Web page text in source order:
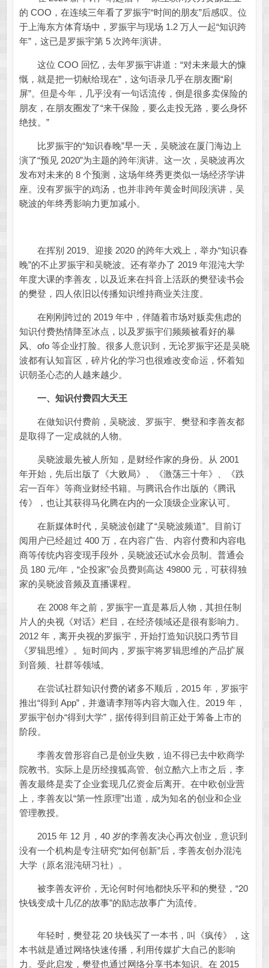
的 COO，在连续三年看了罗振宇“时间的朋友”后感叹。位
于上海东方体育场中，罗振宇与现场 1.2 万人一起“知识跨
年”，这已是罗振宇第 5 次跨年演讲。
这位 COO 回忆，去年罗振宇讲道：“对未来最大的慷
慨，就是把一切献给现在”，这句语录几乎在朋友圈“刷
屏”。但是今年，几乎没有一句话流传，倒是很多卖保险的
朋友，在朋友圈发了“来干保险，要么走投无路，要么身怀
绝技。”
比罗振宇的“知识春晚”早一天，吴晓波在厦门海边上
演了“预见 2020”为主题的跨年演讲。这一次，吴晓波再次
发布对未来的 8 个预测，这场年终秀更类似一场经济学讲
座。没有罗振宇的鸡汤，也并非跨年黄金时间段演讲，吴
晓波的年终秀影响力更加减小。
在挥别 2019、迎接 2020 的跨年大戏上，举办“知识春
晚”的不止罗振宇和吴晓波。还有举办了 2019 年混沌大学
年度大课的李善友，以及近来在抖音上活跃的樊登读书会
的樊登，四人依旧以传播知识维持商业关注度。
在刚刚跨过的 2019 年中，伴随着市场对贩卖焦虑的
知识付费热情降至冰点，以及罗振宇们频频被看好的暴
风、ofo 等企业打脸。很多人意识到，无论罗振宇还是吴晓
波都有认知盲区，碎片化的学习也很难改变命运，怀着知
识朝圣心态的人越来越少。
一、知识付费四大天王
在做知识付费前，吴晓波、罗振宇、樊登和李善友都
是取得了一定成就的人物。
吴晓波最先被人所知，是财经作家的身份。从 2001
年开始，先后出版了《大败局》、《激荡三十年》、《跌
宕一百年》等商业财经书籍。与腾讯合作出版的《腾讯
传》，也让其获得马化腾在内的一众顶级企业家认可。
在新媒体时代，吴晓波创建了“吴晓波频道”。目前订
阅用户已经超过 400 万，在内容广告、内容付费和内容电
商等传统内容变现手段外，吴晓波还试水会员制。普通会
员 180 元/年，“企投家”会员费则高达 49800 元，可获得独
家的吴晓波音频及直播课程。
在 2008 年之前，罗振宇一直是幕后人物，其担任制
片人的央视《对话》栏目，在经济领域还是很有影响力。
2012 年，离开央视的罗振宇，开始打造知识脱口秀节目
《罗辑思维》。短时间内，罗振宇将罗辑思维的产品扩展
到音频、社群等领域。
在尝试社群知识付费的诸多不顺后，2015 年，罗振宇
推出“得到 App”，并邀请李翔等内容大咖入住。2019 年，
罗振宇创办“得到大学”，据传得到目前正处于筹备上市的
阶段。
李善友曾形容自己是创业失败，迫不得已去中欧商学
院教书。实际上是历经搜狐高管、创立酷六上市之后，李
善友最终是卖了企业套现几亿资金后离开。在中欧创业营
上，李善友以“第一性原理”出道，成为知名的创业和企业
管理教授。
2015 年 12 月，40 岁的李善友决心再次创业，意识到
没有一个机构是专注研究“如何创新”后，李善友创办混沌
大学（原名混沌研习社）。
被李善友评价，无论何时何地都快乐平和的樊登，“20
快钱变成十几亿的故事”的励志故事广为流传。
年轻时，樊登花 20 块钱买了一本书，叫《疯传》，这
本书就是通过网络快速传播，利用传媒扩大自己的影响
力。受此启发，樊登也通过网络分享书本知识。在 2015